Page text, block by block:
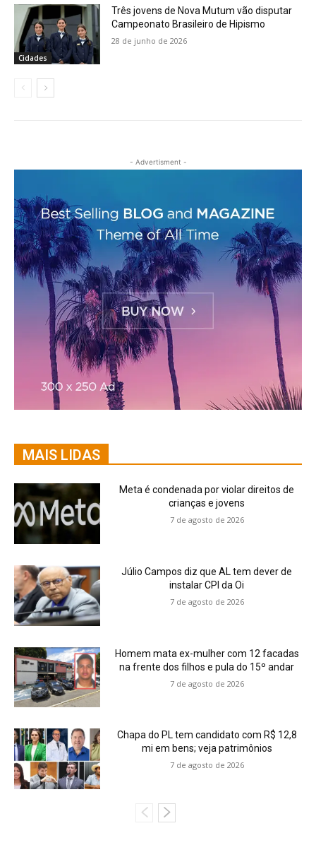
Cidades
Três jovens de Nova Mutum vão disputar
Campeonato Brasileiro de Hipismo
28 de junho de 2026
- Advertisment -
MAIS LIDAS
Meta é condenada por violar direitos de
crianças e jovens
7 de agosto de 2026
Júlio Campos diz que AL tem dever de
instalar CPI da Oi
7 de agosto de 2026
Homem mata ex-mulher com 12 facadas
na frente dos filhos e pula do 15º andar
7 de agosto de 2026
Chapa do PL tem candidato com R$ 12,8
mi em bens; veja patrimônios
7 de agosto de 2026